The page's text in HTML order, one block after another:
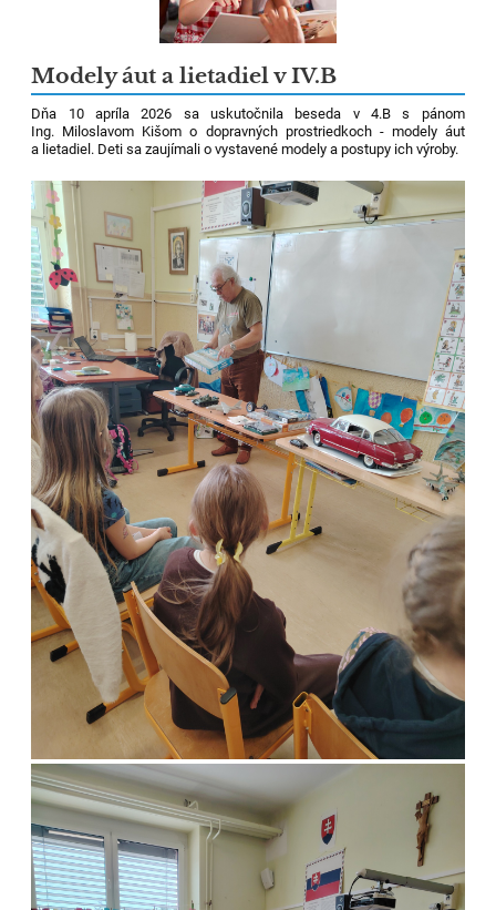
Modely áut a lietadiel v IV.B
Dňa 10 apríla 2026 sa uskutočnila beseda v 4.B s pánom
Ing. Miloslavom Kišom o dopravných prostriedkoch - modely áut
a lietadiel. Deti sa zaujímali o vystavené modely a postupy ich výroby.